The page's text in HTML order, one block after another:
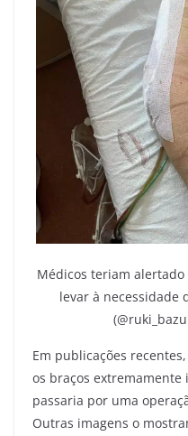
Médicos teriam
levar à necessidade
Em publicações
os braços
passaria por uma
Outras imagens o